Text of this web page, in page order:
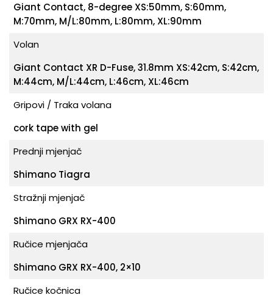
Giant Contact, 8-degree XS:50mm, S:60mm,
M:70mm, M/L:80mm, L:80mm, XL:90mm
Volan
Giant Contact XR D-Fuse, 31.8mm XS:42cm, S:42cm,
M:44cm, M/L:44cm, L:46cm, XL:46cm
Gripovi / Traka volana
cork tape with gel
Prednji mjenjač
Shimano Tiagra
Stražnji mjenjač
Shimano GRX RX-400
Ručice mjenjača
Shimano GRX RX-400, 2×10
Ručice kočnica